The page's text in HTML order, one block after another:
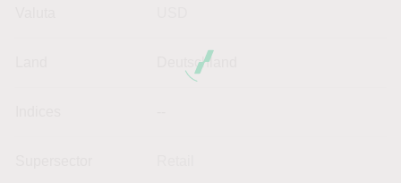
Deutschland